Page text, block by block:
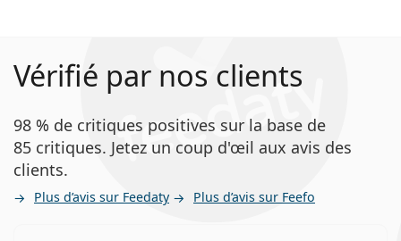
Vérifié par nos clients
98 % de critiques positives sur la base de
85 critiques. Jetez un coup d'œil aux avis des
clients.
Plus d’avis sur Feedaty Plus d’avis sur Feefo